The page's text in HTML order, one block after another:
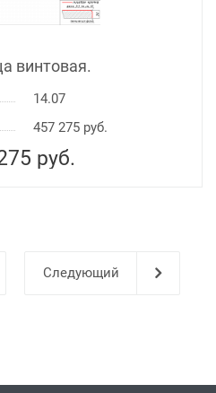
винтовая.
14.07
457 275 руб.
руб.